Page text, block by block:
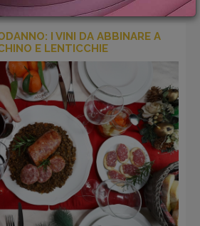
I VINI DA ABBINARE A
E LENTICCHIE